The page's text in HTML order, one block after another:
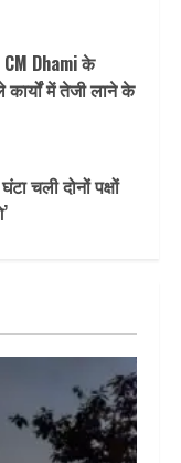
CM Dhami के
में तेजी लाने के
चली दोनों पक्षों